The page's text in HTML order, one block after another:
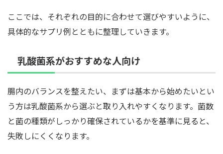
ここでは、それぞれの目的に合わせて選びやすいように、
具体的なサプリ例とともに整理していきます。
乳酸菌系がおすすめな人向け
腸内のバランスを整えたい、まずは基本から始めたいとい
う方は乳酸菌系から選ぶと取り入れやすくなります。菌数
と菌の種類がしっかり確保されているかを基準に見ると、
失敗しにくくなります。